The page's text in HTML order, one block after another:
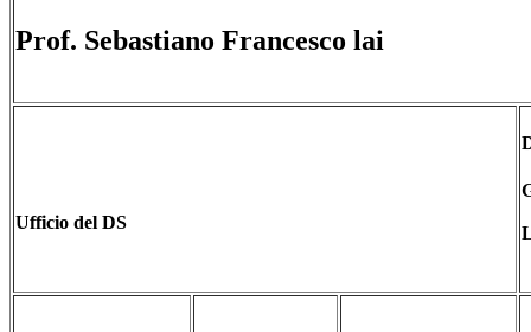
Prof. Sebastiano Francesco lai
Ufficio del DS